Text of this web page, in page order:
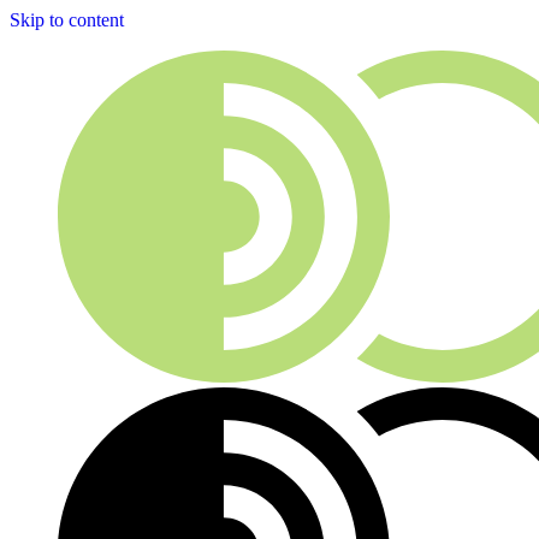
Skip to content